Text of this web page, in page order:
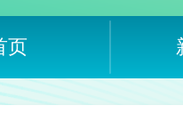
页